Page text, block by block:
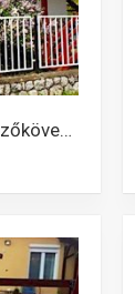
Csipkerózsa Vendégház Mezőkövesd